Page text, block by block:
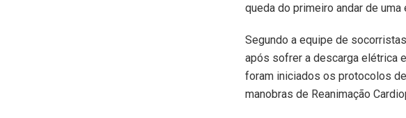
queda do primeiro andar de
Segundo a equipe de
após sofrer a descarga elétrica
foram iniciados os protocolos
manobras de Reanimação